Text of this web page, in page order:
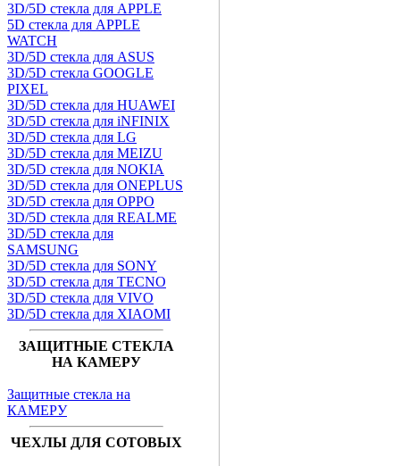
3D/5D стекла для APPLE
5D стекла для APPLE
WATCH
3D/5D стекла для ASUS
3D/5D стекла GOOGLE
PIXEL
3D/5D стекла для HUAWEI
3D/5D стекла для iNFINIX
3D/5D стекла для LG
3D/5D стекла для MEIZU
3D/5D стекла для NOKIA
3D/5D стекла для ONEPLUS
3D/5D стекла для OPPO
3D/5D стекла для REALME
3D/5D стекла для
SAMSUNG
3D/5D стекла для SONY
3D/5D стекла для TECNO
3D/5D стекла для VIVO
3D/5D стекла для XIAOMI
ЗАЩИТНЫЕ СТЕКЛА
НА КАМЕРУ
Защитные стекла на
КАМЕРУ
ЧЕХЛЫ ДЛЯ СОТОВЫХ